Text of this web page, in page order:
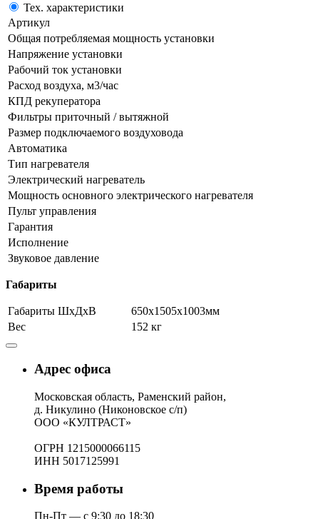
Тех. характеристики
Артикул
Общая потребляемая мощность установки
Напряжение установки
Рабочий ток установки
Расход воздуха, м3/час
КПД рекуператора
Фильтры приточный / вытяжной
Размер подключаемого воздуховода
Автоматика
Тип нагревателя
Электрический нагреватель
Мощность основного электрического нагревателя
Пульт управления
Гарантия
Исполнение
Звуковое давление
Габариты
Габариты ШхДхВ
650х1505х1003мм
Вес
152 кг
Адрес офиса
Московская область, Раменский район,
д. Никулино (Никоновское с/п)
ООО «КУЛТРАСТ»
ОГРН 1215000066115
ИНН 5017125991
Время работы
Пн-Пт — с 9:30 до 18:30